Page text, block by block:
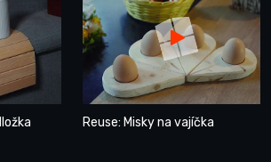
Reuse: Misky na vajíčka